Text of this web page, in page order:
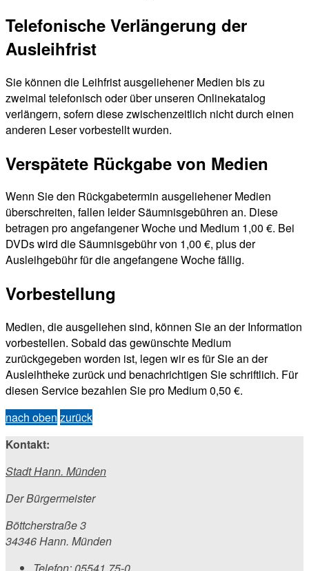
Telefonische Verlängerung der
Ausleihfrist
Sie können die Leihfrist ausgeliehener Medien bis zu
zweimal telefonisch oder über unseren Onlinekatalog
verlängern, sofern diese zwischenzeitlich nicht durch einen
anderen Leser vorbestellt wurden.
Verspätete Rückgabe von Medien
Wenn Sie den Rückgabetermin ausgeliehener Medien
überschreiten, fallen leider Säumnisgebühren an. Diese
betragen pro angefangener Woche und Medium 1,00 €. Bei
DVDs wird die Säumnisgebühr von 1,00 €, plus der
Ausleihgebühr für die angefangene Woche fällig.
Vorbestellung
Medien, die ausgeliehen sind, können Sie an der Information
vorbestellen. Sobald das gewünschte Medium
zurückgegeben worden ist, legen wir es für Sie an der
Ausleihtheke zurück und benachrichtigen Sie schriftlich. Für
diesen Service bezahlen Sie pro Medium 0,50 €.
nach oben zurück
Kontakt:
Stadt Hann. Münden
Der Bürgermeister
Böttcherstraße 3
34346 Hann. Münden